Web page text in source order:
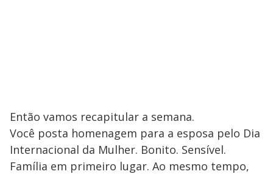
Então vamos recapitular a semana.
Você posta homenagem para a esposa pelo Dia
Internacional da Mulher. Bonito. Sensível.
Família em primeiro lugar. Ao mesmo tempo,